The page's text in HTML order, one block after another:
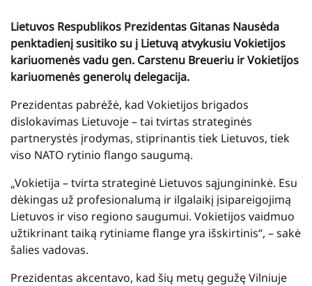
Lietuvos Respublikos Prezidentas Gitanas Nausėda
penktadienį susitiko su į Lietuvą atvykusiu Vokietijos
kariuomenės vadu gen. Carstenu Breueriu ir Vokietijos
kariuomenės generolų delegacija.
Prezidentas pabrėžė, kad Vokietijos brigados
dislokavimas Lietuvoje – tai tvirtas strateginės
partnerystės įrodymas, stiprinantis tiek Lietuvos, tiek
viso NATO rytinio flango saugumą.
„Vokietija – tvirta strateginė Lietuvos sąjungininkė. Esu
dėkingas už profesionalumą ir ilgalaikį įsipareigojimą
Lietuvos ir viso regiono saugumui. Vokietijos vaidmuo
užtikrinant taiką rytiniame flange yra išskirtinis“, – sakė
šalies vadovas.
Prezidentas akcentavo, kad šių metų gegužę Vilniuje